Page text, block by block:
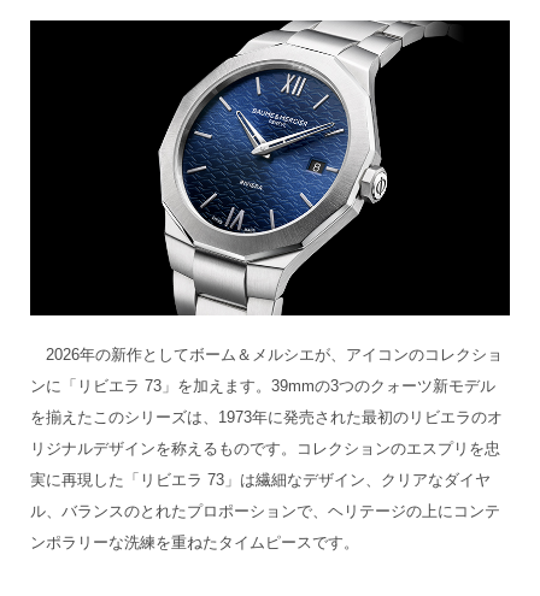
2026年の新作としてボーム＆メルシエが、アイコンのコレクショ
ンに「リビエラ 73」を加えます。39mmの3つのクォーツ新モデル
を揃えたこのシリーズは、1973年に発売された最初のリビエラのオ
リジナルデザインを称えるものです。コレクションのエスプリを忠
実に再現した「リビエラ 73」は繊細なデザイン、クリアなダイヤ
ル、バランスのとれたプロポーションで、ヘリテージの上にコンテ
ンポラリーな洗練を重ねたタイムピースです。